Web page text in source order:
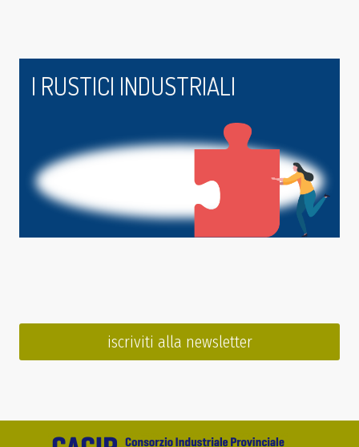
I RUSTICI INDUSTRIALI
iscriviti alla newsletter